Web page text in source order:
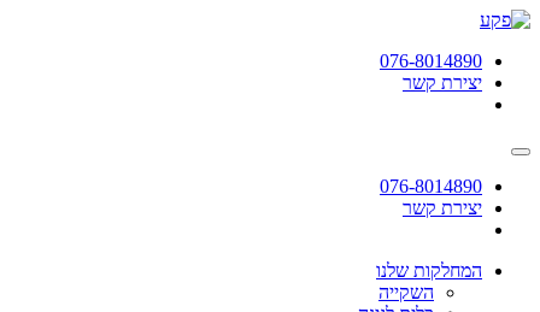
תחילתו
אינטרנט,
לחץ
כדי
לאזור
תוכן
מרכזי
076-8014890
יצירת קשר
076-8014890
יצירת קשר
המחלקות שלנו
השקייה